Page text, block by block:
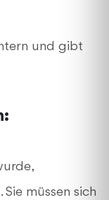
und gibt
müssen sich